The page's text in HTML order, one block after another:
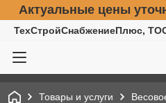
Актуальные цены
ТехСтройСнабжениеПлюс,
Товары и услуги